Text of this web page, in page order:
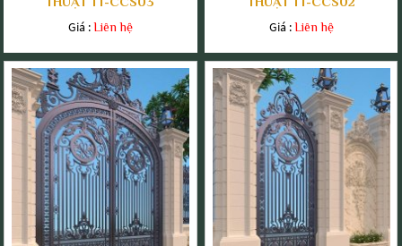
Giá :Liên hệ Giá :Liên hệ